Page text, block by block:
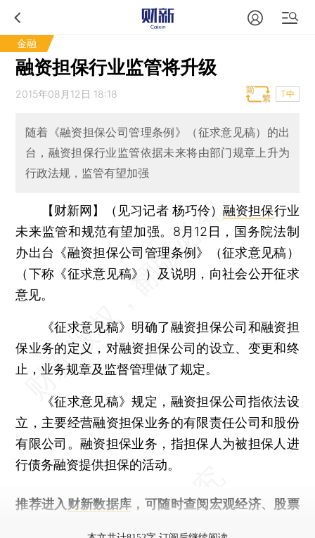
金融
融资担保行业监管将升级
2015年08月12日 18:18 T中
随着《融资担保公司管理条例》（征求意见稿）的出
台，融资担保行业监管依据未来将由部门规章上升为
行政法规，监管有望加强
【财新网】（见习记者 杨巧伶）融资担保行业
未来监管和规范有望加强。8月12日，国务院法制
办出台《融资担保公司管理条例》（征求意见稿）
（下称《征求意见稿》）及说明，向社会公开征求
意见。
《征求意见稿》明确了融资担保公司和融资担
保业务的定义，对融资担保公司的设立、变更和终
止，业务规章及监督管理做了规定。
《征求意见稿》规定，融资担保公司指依法设
立，主要经营融资担保业务的有限责任公司和股份
有限公司。融资担保业务，指担保人为被担保人进
行债务融资提供担保的活动。
推荐进入 财新数据库 ，可随时查阅宏观经济、股票